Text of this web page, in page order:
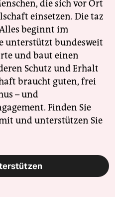
die sich vor Ort
einsetzen. Die taz
beginnt im
unterstützt bundesweit
und baut einen
Schutz und Erhalt
braucht guten, frei
– und
Finden Sie
und unterstützen Sie